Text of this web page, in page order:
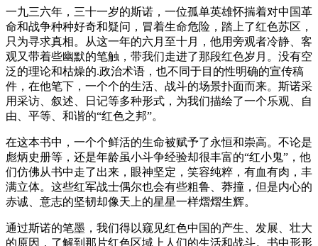
一九三六年，三十一岁的斯诺，一位孤单英雄怀揣着对中国革
命和战争种种好奇和疑问，冒着生命危险，踏上了红色苏区，
只为寻求真相。从这一年的六月至十月，他用旁观者冷静、客
观又带着些幽默的笔触，带我们走进了那段红色岁月。没有空
泛的理论和枯燥的.政治术语，也不同于目的性明确的宣传稿
件，在他笔下，一个个的生活、战斗的场景扑面而来。斯诺采
用采访、叙述、日记等多种形式，为我们描绘了一个乐观、自
由、平等、和谐的“红色之邦”。
在这本书中，一个个鲜活的生命被赋予了永恒和崇高。不论是
彪炳史册等，还是年龄虽小斗争经验却很丰富的“红小鬼”，他
们仿佛从书中走了出来，眼神坚定，笑容纯粹，有血有肉，丰
满立体。这些红军战士偶尔也会有些粗鲁、莽撞，但是内心的
赤诚、意志的坚韧却像天上的星星一样熠熠生辉。
通过斯诺的笔墨，我们得以窥见红色中国的产生、发展、壮大
的原因，了解到那片红色区域上人们的生活和战斗。书中形形